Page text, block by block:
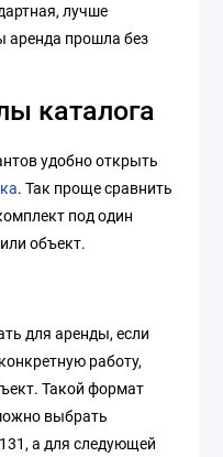
лучше
аренда прошла без
каталога
удобно открыть
. Так проще сравнить
под один
объект.
для аренды, если
работу,
Такой формат
выбрать
а для следующей